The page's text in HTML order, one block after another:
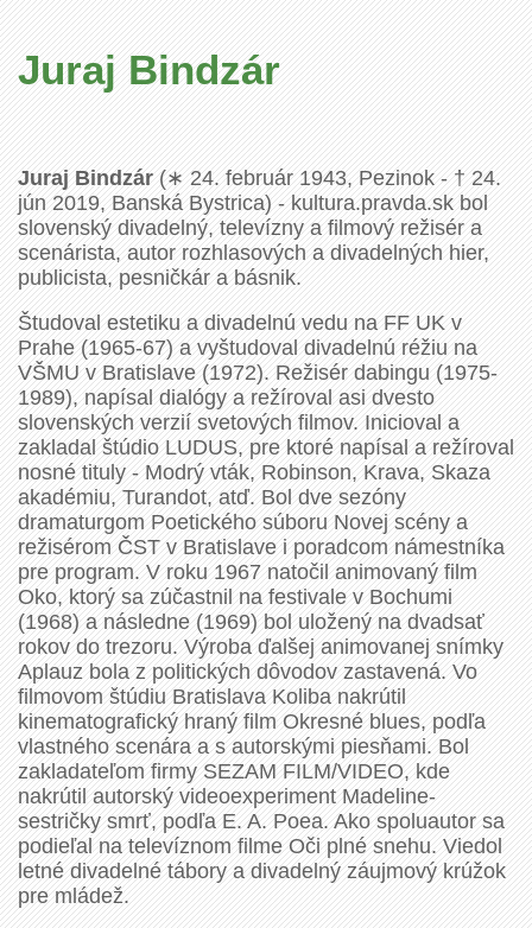
Juraj Bindzár
Juraj Bindzár(∗ 24. február 1943, Pezinok - † 24.
jún 2019, Banská Bystrica) - kultura.pravda.sk bol
slovenský divadelný, televízny a filmový režisér a
scenárista, autor rozhlasových a divadelných hier,
publicista, pesničkár a básnik.
Študoval estetiku a divadelnú vedu na FF UK v
Prahe (1965-67) a vyštudoval divadelnú réžiu na
VŠMU v Bratislave (1972). Režisér dabingu (1975-
1989), napísal dialógy a režíroval asi dvesto
slovenských verzií svetových filmov. Inicioval a
zakladal štúdio LUDUS, pre ktoré napísal a režíroval
nosné tituly - Modrý vták, Robinson, Krava, Skaza
akadémiu, Turandot, atď. Bol dve sezóny
dramaturgom Poetického súboru Novej scény a
režisérom ČST v Bratislave i poradcom námestníka
pre program. V roku 1967 natočil animovaný film
Oko, ktorý sa zúčastnil na festivale v Bochumi
(1968) a následne (1969) bol uložený na dvadsať
rokov do trezoru. Výroba ďalšej animovanej snímky
Aplauz bola z politických dôvodov zastavená. Vo
filmovom štúdiu Bratislava Koliba nakrútil
kinematografický hraný film Okresné blues, podľa
vlastného scenára a s autorskými piesňami. Bol
zakladateľom firmy SEZAM FILM/VIDEO, kde
nakrútil autorský videoexperiment Madeline-
sestričky smrť, podľa E. A. Poea. Ako spoluautor sa
podieľal na televíznom filme Oči plné snehu. Viedol
letné divadelné tábory a divadelný záujmový krúžok
pre mládež.